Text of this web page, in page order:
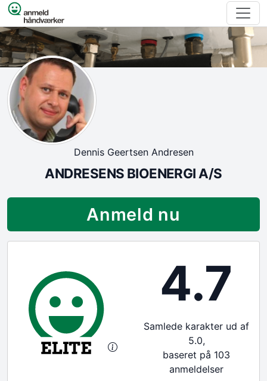
Spring til indhold
Dennis Geertsen Andresen
ANDRESENS BIOENERGI A/S
Anmeld nu
4.7
Samlede karakter ud af
5.0,
baseret på 103
anmeldelser